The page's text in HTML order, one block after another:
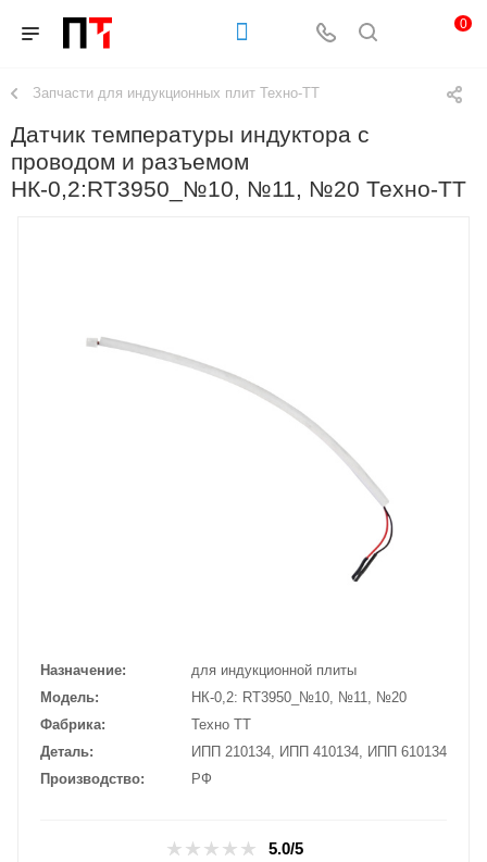
0
Запчасти для индукционных плит Техно-ТТ
Датчик температуры индуктора с
проводом и разъемом
НК-0,2:RT3950_№10, №11, №20 Техно-ТТ
Назначение
для индукционной плиты
Модель
НК-0,2: RT3950_№10, №11, №20
Фабрика
Техно ТТ
Деталь
ИПП 210134, ИПП 410134, ИПП 610134
Производство
РФ
5.0/5